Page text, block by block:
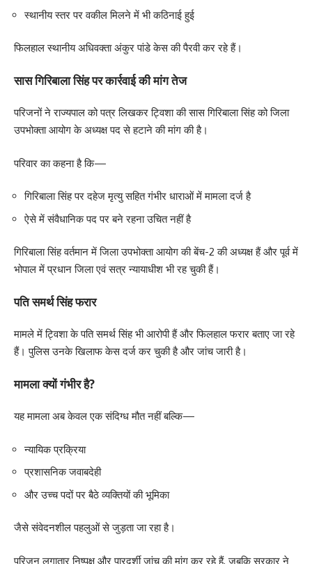
स्थानीय स्तर पर वकील मिलने में भी कठिनाई हुई
फिलहाल स्थानीय अधिवक्ता अंकुर पांडे केस की पैरवी कर रहे हैं।
सास गिरिबाला सिंह पर कार्रवाई की मांग तेज
परिजनों ने राज्यपाल को पत्र लिखकर ट्विशा की सास गिरिबाला सिंह को जिला
उपभोक्ता आयोग के अध्यक्ष पद से हटाने की मांग की है।
परिवार का कहना है कि—
गिरिबाला सिंह पर दहेज मृत्यु सहित गंभीर धाराओं में मामला दर्ज है
ऐसे में संवैधानिक पद पर बने रहना उचित नहीं है
गिरिबाला सिंह वर्तमान में जिला उपभोक्ता आयोग की बेंच-2 की अध्यक्ष हैं और पूर्व में
भोपाल में प्रधान जिला एवं सत्र न्यायाधीश भी रह चुकी हैं।
पति समर्थ सिंह फरार
मामले में ट्विशा के पति समर्थ सिंह भी आरोपी हैं और फिलहाल फरार बताए जा रहे
हैं। पुलिस उनके खिलाफ केस दर्ज कर चुकी है और जांच जारी है।
मामला क्यों गंभीर है?
यह मामला अब केवल एक संदिग्ध मौत नहीं बल्कि—
न्यायिक प्रक्रिया
प्रशासनिक जवाबदेही
और उच्च पदों पर बैठे व्यक्तियों की भूमिका
जैसे संवेदनशील पहलुओं से जुड़ता जा रहा है।
परिजन लगातार निष्पक्ष और पारदर्शी जांच की मांग कर रहे हैं, जबकि सरकार ने